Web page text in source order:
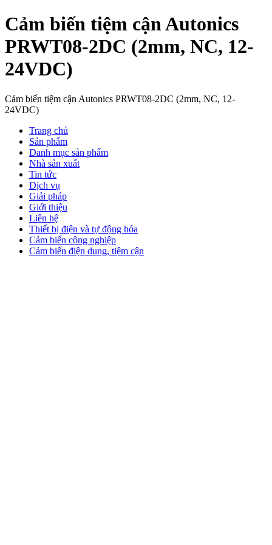
Cảm biến tiệm cận Autonics
PRWT08-2DC (2mm, NC, 12-
24VDC)
Cảm biến tiệm cận Autonics PRWT08-2DC (2mm, NC, 12-
24VDC)
Trang chủ
Sản phẩm
Danh mục sản phẩm
Nhà sản xuất
Tin tức
Dịch vụ
Giải pháp
Giới thiệu
Liên hệ
Thiết bị điện và tự động hóa
Cảm biến công nghiệp
Cảm biến điện dung, tiệm cận